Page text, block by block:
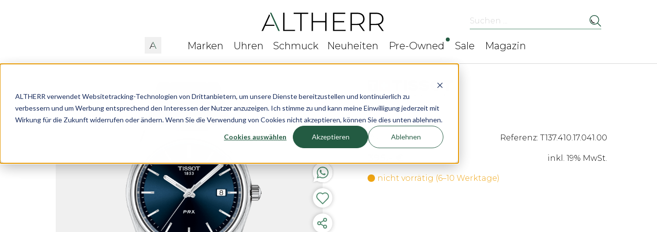
ALTHERR verwendet Websitetracking-Technologien von Drittanbietern, um unsere Dienste bereitzustellen und kontinuierlich zu
verbessern und um Werbung entsprechend den Interessen der Nutzer anzuzeigen. Ich stimme zu und kann meine Einwilligung jederzeit mit
Wirkung für die Zukunft widerrufen oder ändern. Wenn Sie die Verwendung von Cookies nicht akzeptieren, können Sie dies unten ablehnen.
Cookies auswählen Akzeptieren Ablehnen
Suchen ...
Marken Uhren Schmuck Neuheiten Pre-Owned Sale Magazin
Tissot PRX
Ø 40 mm Referenz: T137.410.17.041.00
inkl. 19% MwSt.
nicht vorrätig (6–10 Werktage)